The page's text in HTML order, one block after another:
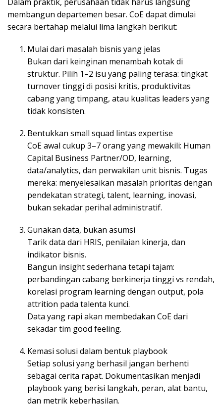
Dalam praktik, perusahaan tidak harus langsung
membangun departemen besar. CoE dapat dimulai
secara bertahap melalui lima langkah berikut:
Mulai dari masalah bisnis yang jelas
Bukan dari keinginan menambah kotak di
struktur. Pilih 1–2 isu yang paling terasa: tingkat
turnover tinggi di posisi kritis, produktivitas
cabang yang timpang, atau kualitas leaders yang
tidak konsisten.
Bentukkan small squad lintas expertise
CoE awal cukup 3–7 orang yang mewakili: Human
Capital Business Partner/OD, learning,
data/analytics, dan perwakilan unit bisnis. Tugas
mereka: menyelesaikan masalah prioritas dengan
pendekatan strategi, talent, learning, inovasi,
bukan sekadar perihal administratif.
Gunakan data, bukan asumsi
Tarik data dari HRIS, penilaian kinerja, dan
indikator bisnis.
Bangun insight sederhana tetapi tajam:
perbandingan cabang berkinerja tinggi vs rendah,
korelasi program learning dengan output, pola
attrition pada talenta kunci.
Data yang rapi akan membedakan CoE dari
sekadar tim good feeling.
Kemasi solusi dalam bentuk playbook
Setiap solusi yang berhasil jangan berhenti
sebagai cerita rapat. Dokumentasikan menjadi
playbook yang berisi langkah, peran, alat bantu,
dan metrik keberhasilan.